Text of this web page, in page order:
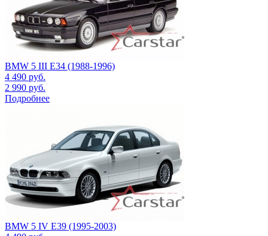
BMW 5 III E34 (1988-1996)
4 490 руб.
2 990 руб.
Подробнее
BMW 5 IV E39 (1995-2003)